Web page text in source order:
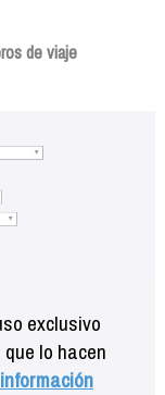
de viaje
exclusivo
lo hacen